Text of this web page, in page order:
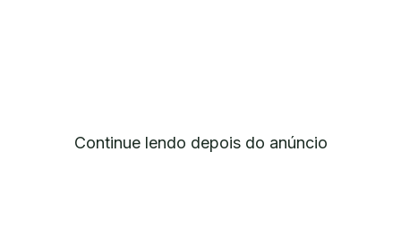
Continue lendo depois do anúncio